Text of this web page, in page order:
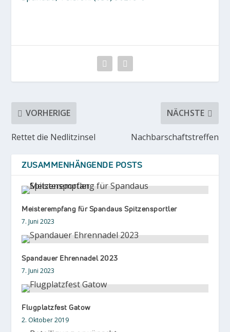
VORHERIGE
Rettet die Nedlitzinsel
NÄCHSTE
Nachbarschaftstreffen
ZUSAMMENHÄNGENDE POSTS
Meisterempfang für Spandaus Spitzensportler
7. Juni 2023
Spandauer Ehrennadel 2023
7. Juni 2023
Flugplatzfest Gatow
2. Oktober 2019